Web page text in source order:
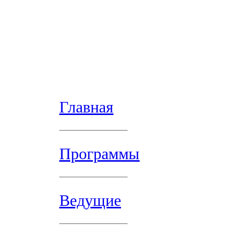
Главная
Программы
Ведущие